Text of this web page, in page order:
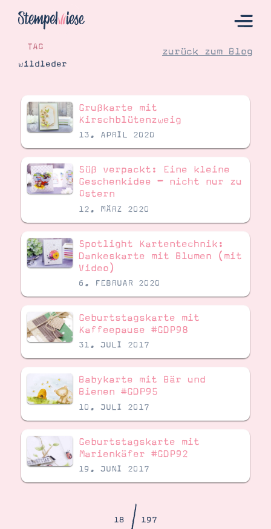
Hier Starten
Katalog
Bestellen
Angebote
Demonstrator werden
Gutscheine
Produkte erklärt
Über mich
Über Stampin’ Up!
Ordnungstipps
TAG
wildleder
zurück zum Blog
Grußkarte mit
Kirschblütenzweig
13. APRIL 2020
Süß verpackt: Eine kleine
Geschenkidee – nicht nur zu
Ostern
12. MÄRZ 2020
Spotlight Kartentechnik:
Dankeskarte mit Blumen (mit
Video)
6. FEBRUAR 2020
Geburtstagskarte mit
Kaffeepause #GDP98
31. JULI 2017
Babykarte mit Bär und
Bienen #GDP95
10. JULI 2017
Geburtstagskarte mit
Marienkäfer #GDP92
19. JUNI 2017
18 197